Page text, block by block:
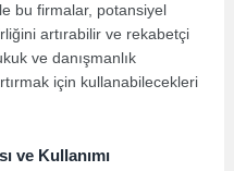
bu firmalar, potansiyel
artırabilir ve rekabetçi
ve danışmanlık
için kullanabilecekleri
ve Kullanımı